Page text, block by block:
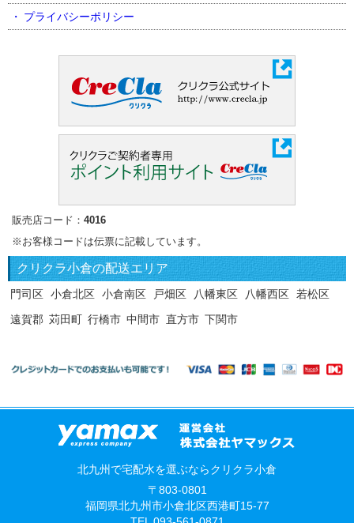
プライバシーポリシー
販売店コード： 4016
※お客様コードは伝票に記載しています。
クリクラ小倉の配送エリア
門司区 小倉北区 小倉南区 戸畑区 八幡東区 八幡西区 若松区
遠賀郡 苅田町 行橋市 中間市 直方市 下関市
北九州で宅配水を選ぶならクリクラ小倉
〒803-0801
福岡県北九州市小倉北区西港町15-77